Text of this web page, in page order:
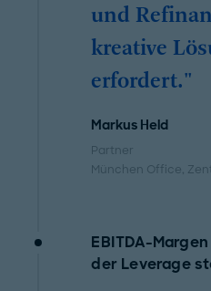
und
kreative
erfordert."
Markus Held
Partner
München Office,
EBITDA-
der Leverage